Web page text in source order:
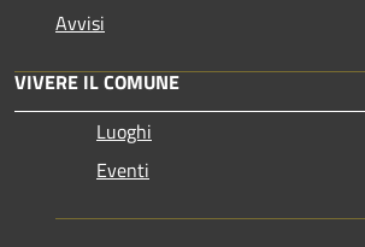
Avvisi
VIVERE IL COMUNE
Luoghi
Eventi